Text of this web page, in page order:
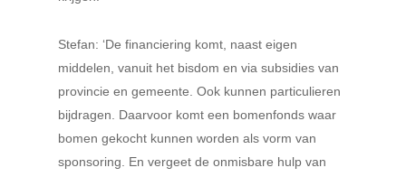
Stefan: ‘De financiering komt, naast eigen
middelen, vanuit het bisdom en via subsidies van
provincie en gemeente. Ook kunnen particulieren
bijdragen. Daarvoor komt een bomenfonds waar
bomen gekocht kunnen worden als vorm van
sponsoring. En vergeet de onmisbare hulp van